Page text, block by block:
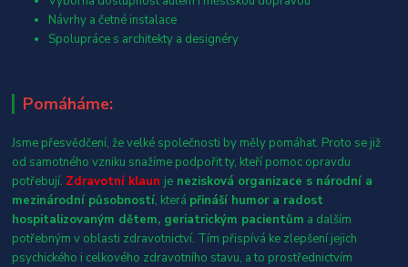
Návrhy a četné instalace
Spolupráce s architekty a designéry
Pomáháme:
Jsme přesvědčení, že velké společnosti by měly pomáhat. Proto se již
od samotného vzniku snažíme podpořit ty, kteří pomoc opravdu
potřebují. Zdravotní klaun je nezisková organizace s národní a
mezinárodní působností, která přináší humor a radost
hospitalizovaným dětem, geriatrickým pacientům a dalším
potřebným v oblasti zdravotnictví. Tím přispívá ke zlepšení jejich
psychického i celkového zdravotního stavu, a to prostřednictvím